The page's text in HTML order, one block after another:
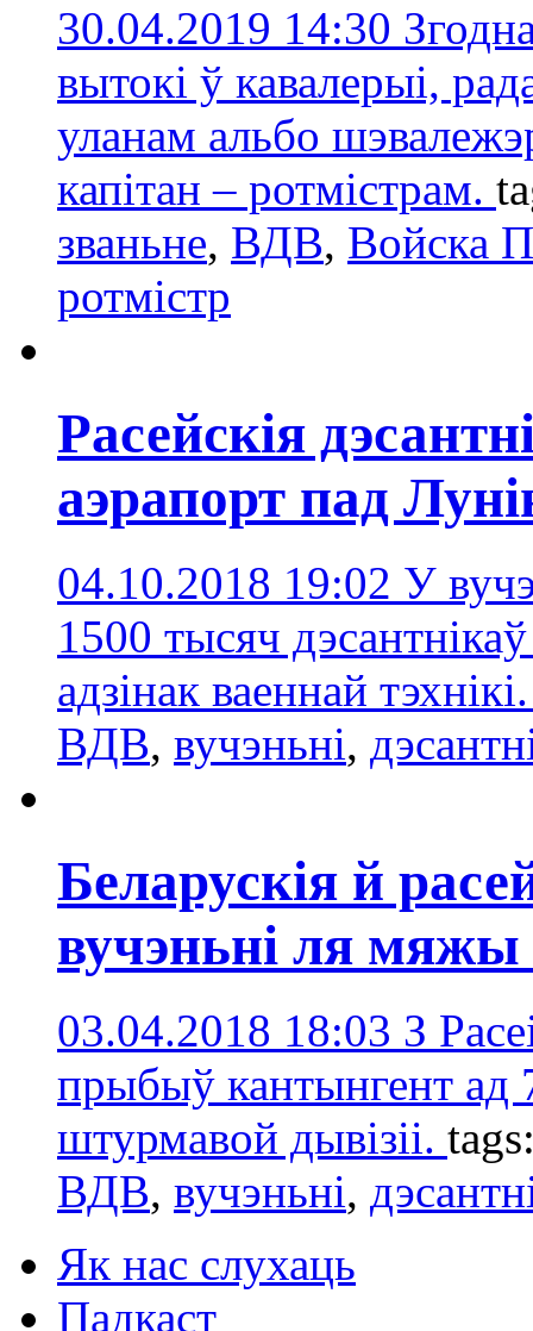
30.04.2019 14:30
вытокі ў кавалерыі,
уланам альбо
капітан – ротмістрам.
званьне, ВДВ, Войска
ротмістр
Расейскія
аэрапорт пад
04.10.2018 19:02 У
1500 тысяч
адзінак ваеннай
ВДВ, вучэньні,
Беларускія й
вучэньні ля
03.04.2018 18:03 З
прыбыў кантынгент ад
штурмавой дывізіі.
ВДВ, вучэньні,
Як нас слухаць
Падкаст